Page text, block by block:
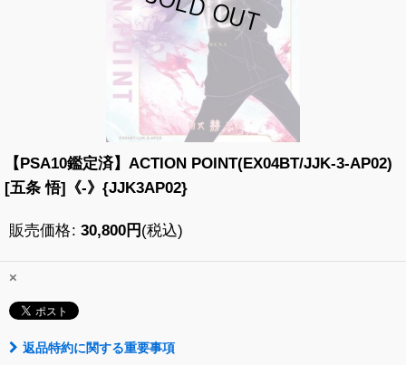
【PSA10鑑定済】ACTION POINT(EX04BT/JJK-3-AP02)
[五条 悟]《-》{JJK3AP02}
販売価格: 30,800円 (税込)
×
返品特約に関する重要事項